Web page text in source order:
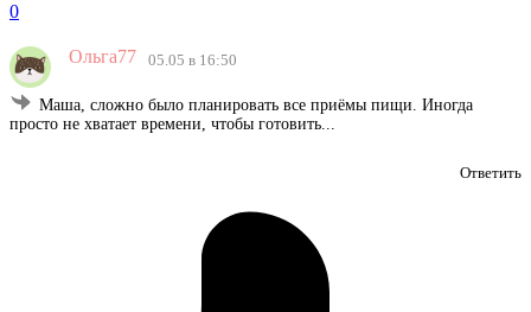
0
Ольга77 05.05 в 16:50
Маша, сложно было планировать все приёмы пищи. Иногда
просто не хватает времени, чтобы готовить...
Ответить